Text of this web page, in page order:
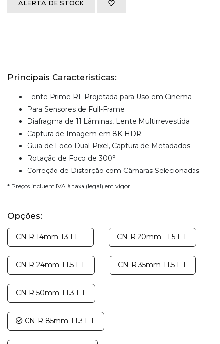
ALERTA DE STOCK
Principais Caracteristicas:
Lente Prime RF Projetada para Uso em Cinema
Para Sensores de Full-Frame
Diafragma de 11 Lâminas, Lente Multirrevestida
Captura de Imagem em 8K HDR
Guia de Foco Dual-Pixel, Captura de Metadados
Rotação de Foco de 300°
Correção de Distorção com Câmaras Selecionadas
* Preços incluem IVA à taxa (legal) em vigor
Opções:
CN-R 14mm T3.1 L F CN-R 20mm T1.5 L F
CN-R 24mm T1.5 L F CN-R 35mm T1.5 L F
CN-R 50mm T1.3 L F
CN-R 85mm T1.3 L F